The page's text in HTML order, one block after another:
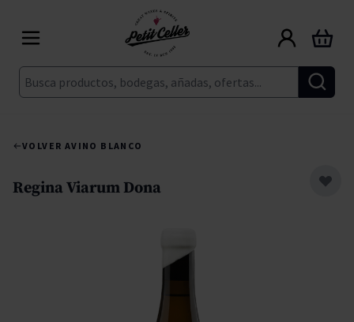
Buscar
Carrito
VOLVER AVINO BLANCO
Regina Viarum Dona